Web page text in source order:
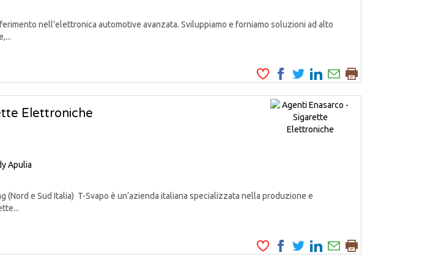
nell’elettronica automotive avanzata. Sviluppiamo e forniamo soluzioni ad alto
Elettroniche
Apulia
(Nord e Sud Italia) T-Svapo è un’azienda italiana specializzata nella produzione e